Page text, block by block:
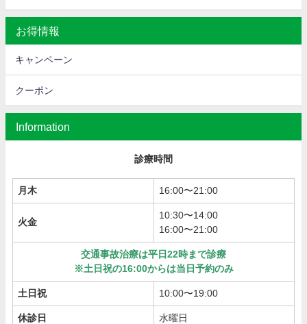
お得情報
キャンペーン
クーポン
Information
診療時間
月木 16:00〜21:00
火金
10:30〜14:00
16:00〜21:00
交通事故治療は平日22時まで診療
※土日祝の16:00からは当日予約のみ
土日祝 10:00〜19:00
休診日 水曜日